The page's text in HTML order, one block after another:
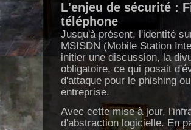
L'enjeu de sécurité :
téléphone
Jusqu'à présent, l'identité
MSISDN (Mobile Station
initier une discussion, la
obligatoire, ce qui posait
d'attaque pour le phishing
entreprise.
Avec cette mise à jour,
d'abstraction logicielle. En